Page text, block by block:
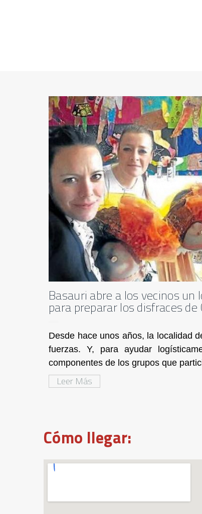
Basauri abre a los vecinos un
para preparar los disfraces de
Desde hace unos años, la localidad
fuerzas. Y, para ayudar
componentes de los grupos que
Leer Más
Cómo llegar: